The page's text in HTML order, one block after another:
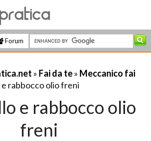
Forum
» Fai da te» Meccanico fai
rabbocco olio freni
e rabbocco olio
freni